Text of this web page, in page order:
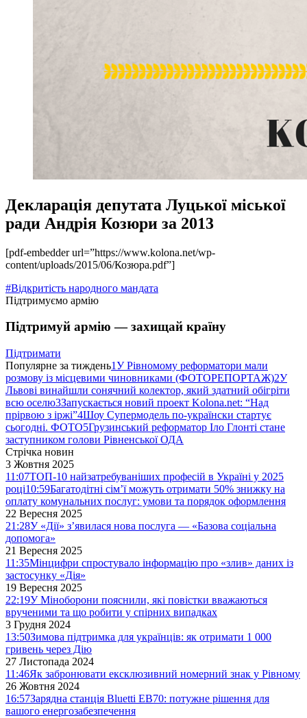
Декларація депутата Луцької міської
ради Андрія Козюри за 2013
[pdf-embedder url=”https://www.kolona.net/wp-
content/uploads/2015/06/Козюра.pdf”]
#Відкритість народного мандата
Підтримуємо армію
Підтримуй армію — захищай країну
Підтримати
Популярне за тиждень1У Рівномому реформатори мали
розмову із місцевими чиновниками (ФОТОРЕПОРТАЖ)2У
Львові винайшли сонячний колектор, який здатний обігріти
всю оселю3Запускається новий проект Kolona.net: “Над
прірвою з іржі”4Шоу Супермодель по-українски стартує
сьогодні. ФОТО5Грузинський реформатор Іло Глонті стане
заступником голови Рівненської ОДА
Стрічка новин
3 Жовтня 2025
11:07ТОП-10 найзатребуваніших професій в Україні у 2025
році10:59Багатодітні сім’ї можуть отримати 50% знижку на
оплату комунальних послуг: умови та порядок оформлення
22 Вересня 2025
21:28У «Дії» з’явилася нова послуга — «Базова соціальна
допомога»
21 Вересня 2025
11:35Мінцифри спростувало інформацію про «злив» даних із
застосунку «Дія»
19 Вересня 2025
22:19У Міноборони пояснили, які повістки вважаються
врученими та що робити у спірних випадках
3 Грудня 2024
13:50Зимова підтримка для українців: як отримати 1 000
гривень через Дію
27 Листопада 2024
11:46Як забронювати ексклюзивний номерний знак у Рівному
26 Жовтня 2024
16:57Зарядна станція Bluetti EB70: потужне рішення для
вашого енергозабезпечення